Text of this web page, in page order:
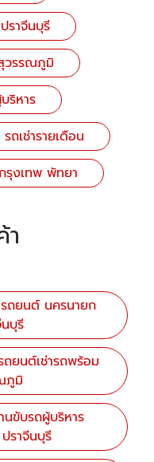
ราจีนบุรี
วรรณภูมิ
ริหาร
รถเช่ารายเดือน
รุงเทพ พัทยา
ถยนต์ นครนายก
บุรี
ยนต์เช่ารถพร้อม
ภูมิ
ขับรถผู้บริหาร
ราจีนบุรี